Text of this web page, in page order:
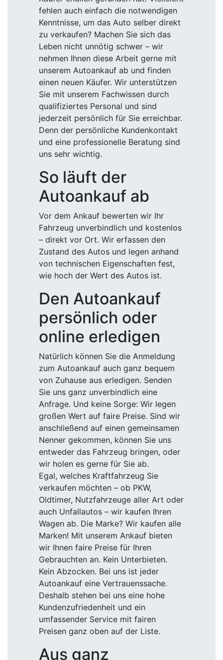
fehlen auch einfach die notwendigen
Kenntnisse, um das Auto selber direkt
zu verkaufen? Machen Sie sich das
Leben nicht unnötig schwer – wir
nehmen Ihnen diese Arbeit gerne mit
unserem Autoankauf ab und finden
einen neuen Käufer. Wir unterstützen
Sie mit unserem Fachwissen durch
qualifiziertes Personal und sind
jederzeit persönlich für Sie erreichbar.
Denn der persönliche Kundenkontakt
und eine professionelle Beratung sind
uns sehr wichtig.
So läuft der
Autoankauf ab
Vor dem Ankauf bewerten wir Ihr
Fahrzeug unverbindlich und kostenlos
– direkt vor Ort. Wir erfassen den
Zustand des Autos und legen anhand
von technischen Eigenschaften fest,
wie hoch der Wert des Autos ist.
Den Autoankauf
persönlich oder
online erledigen
Natürlich können Sie die Anmeldung
zum Autoankauf auch ganz bequem
von Zuhause aus erledigen. Senden
Sie uns ganz unverbindlich eine
Anfrage. Und keine Sorge: Wir legen
großen Wert auf faire Preise. Sind wir
anschließend auf einen gemeinsamen
Nenner gekommen, können Sie uns
entweder das Fahrzeug bringen, oder
wir holen es gerne für Sie ab.
Egal, welches Kraftfahrzeug Sie
verkaufen möchten – ob PKW,
Oldtimer, Nutzfahrzeuge aller Art oder
auch Unfallautos – wir kaufen Ihren
Wagen ab. Die Marke? Wir kaufen alle
Marken! Mit unserem Ankauf bieten
wir Ihnen faire Preise für Ihren
Gebrauchten an. Kein Unterbieten.
Kein Abzocken. Bei uns ist jeder
Autoankauf eine Vertrauenssache.
Deshalb stehen bei uns eine hohe
Kundenzufriedenheit und ein
umfassender Service mit fairen
Preisen ganz oben auf der Liste.
Aus ganz